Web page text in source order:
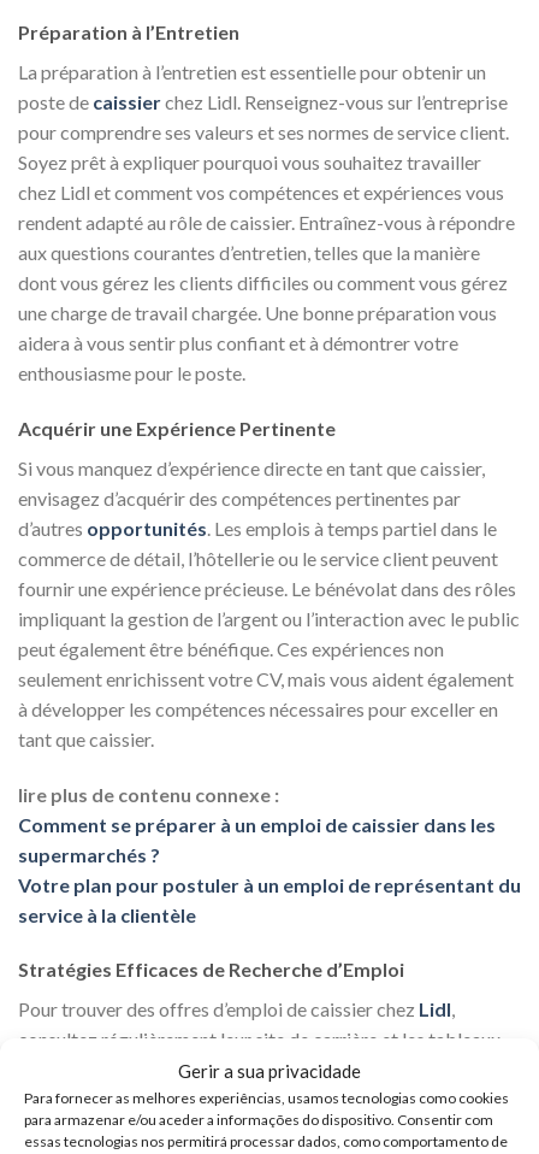
Gerir a sua privacidade
Para fornecer as melhores experiências, usamos tecnologias como cookies
para armazenar e/ou aceder a informações do dispositivo. Consentir com
essas tecnologias nos permitirá processar dados, como comportamento de
Préparation à l’Entretien
La préparation à l’entretien est essentielle pour obtenir un
poste de caissierchez Lidl. Renseignez-vous sur l’entreprise
pour comprendre ses valeurs et ses normes de service client.
Soyez prêt à expliquer pourquoi vous souhaitez travailler
chez Lidl et comment vos compétences et expériences vous
rendent adapté au rôle de caissier. Entraînez-vous à répondre
aux questions courantes d’entretien, telles que la manière
dont vous gérez les clients difficiles ou comment vous gérez
une charge de travail chargée. Une bonne préparation vous
aidera à vous sentir plus confiant et à démontrer votre
enthousiasme pour le poste.
Acquérir une Expérience Pertinente
Si vous manquez d’expérience directe en tant que caissier,
envisagez d’acquérir des compétences pertinentes par
d’autres opportunités . Les emplois à temps partiel dans le
commerce de détail, l’hôtellerie ou le service client peuvent
fournir une expérience précieuse. Le bénévolat dans des rôles
impliquant la gestion de l’argent ou l’interaction avec le public
peut également être bénéfique. Ces expériences non
seulement enrichissent votre CV, mais vous aident également
à développer les compétences nécessaires pour exceller en
tant que caissier.
lire plus de contenu connexe :
Comment se préparer à un emploi de caissier dans les
supermarchés ?
Votre plan pour postuler à un emploi de représentant du
service à la clientèle
Stratégies Efficaces de Recherche d’Emploi
Pour trouver des offres d’emploi de caissier chez Lidl,
consultez régulièrement leur site de carrière et les tableaux
d’affichage d’emploi. Le réseautage peut également être un
outil puissant ; faites savoir à vos amis, votre famille et vos
connaissances que vous recherchez un poste de caissier.